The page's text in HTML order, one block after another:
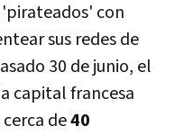
con
sus redes de
30 de junio, el
capital francesa
de40